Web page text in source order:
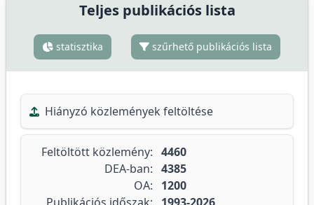
Teljes publikációs lista
statisztika szűrhető publikációs lista
Hiányzó közlemények feltöltése
Feltöltött közlemény: 4460
DEA-ban: 4385
OA:
1200